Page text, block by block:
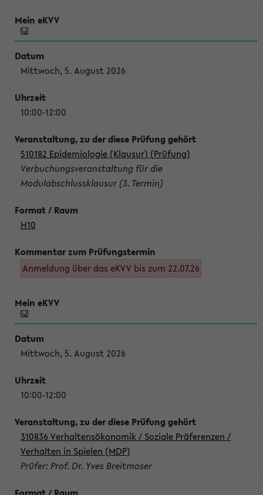
Mittwoch, 5. August 2026
10:00-12:00
510182 Epidemiologie (Klausur) (Prüfung)
Verbuchungsveranstaltung für die
Modulabschlussklausur (3. Termin)
H10
Anmeldung über das eKVV bis zum 22.07.26
Mittwoch, 5. August 2026
10:00-12:00
310836 Verhaltensökonomik / Soziale Präferenzen /
Verhalten in Spielen (MDP)
Prüfer: Prof. Dr. Yves Breitmoser